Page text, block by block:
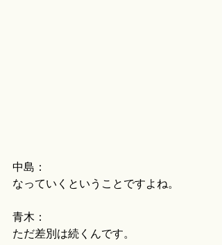
中島：
なっていくということですよね。
青木：
ただ差別は続くんです。